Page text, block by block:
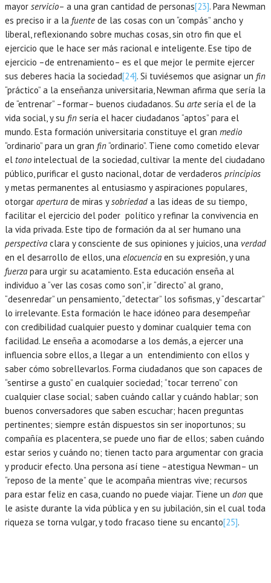
mayor servicio– a una gran cantidad de personas[23]. Para Newman
es preciso ir a la fuente de las cosas con un “compás” ancho y
liberal, reflexionando sobre muchas cosas, sin otro fin que el
ejercicio que le hace ser más racional e inteligente. Ese tipo de
ejercicio –de entrenamiento– es el que mejor le permite ejercer
sus deberes hacia la sociedad[24]. Si tuviésemos que asignar un fin
“práctico” a la enseñanza universitaria, Newman afirma que sería la
de “entrenar” –formar– buenos ciudadanos. Su arte sería el de la
vida social, y su fin sería el hacer ciudadanos “aptos” para el
mundo. Esta formación universitaria constituye el gran medio
“ordinario” para un gran fin“ordinario”. Tiene como cometido elevar
el tono intelectual de la sociedad, cultivar la mente del ciudadano
público, purificar el gusto nacional, dotar de verdaderos principios
y metas permanentes al entusiasmo y aspiraciones populares,
otorgar apertura de miras ysobriedad a las ideas de su tiempo,
facilitar el ejercicio del poder político y refinar la convivencia en
la vida privada. Este tipo de formación da al ser humano una
perspectiva clara y consciente de sus opiniones y juicios, una verdad
en el desarrollo de ellos, una elocuencia en su expresión, y una
fuerza para urgir su acatamiento. Esta educación enseña al
individuo a “ver las cosas como son”, ir “directo” al grano,
“desenredar” un pensamiento, “detectar” los sofismas, y “descartar”
lo irrelevante. Esta formación le hace idóneo para desempeñar
con credibilidad cualquier puesto y dominar cualquier tema con
facilidad. Le enseña a acomodarse a los demás, a ejercer una
influencia sobre ellos, a llegar a un entendimiento con ellos y
saber cómo sobrellevarlos. Forma ciudadanos que son capaces de
“sentirse a gusto” en cualquier sociedad; “tocar terreno” con
cualquier clase social; saben cuándo callar y cuándo hablar; son
buenos conversadores que saben escuchar; hacen preguntas
pertinentes; siempre están dispuestos sin ser inoportunos; su
compañía es placentera, se puede uno fiar de ellos; saben cuándo
estar serios y cuándo no; tienen tacto para argumentar con gracia
y producir efecto. Una persona así tiene –atestigua Newman– un
“reposo de la mente” que le acompaña mientras vive; recursos
para estar feliz en casa, cuando no puede viajar. Tiene un don que
le asiste durante la vida pública y en su jubilación, sin el cual toda
riqueza se torna vulgar, y todo fracaso tiene su encanto[25].